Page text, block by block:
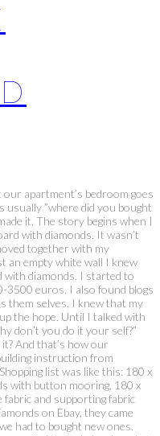
apartment’s bedroom goes
”where did you bought
it. The story begins when I
with diamonds. It wasn’t
together with my
an empty white wall I knew
with diamonds. I started to
3500 euros. I also found blogs
them selves. I knew that my
the hope. Until I talked with
don’t you do it your self?”
And that’s how our
instruction from
list was like this: 180 x
with button mooring, 180 x
and supporting fabric
on Ebay, they came
had to bought new ones.